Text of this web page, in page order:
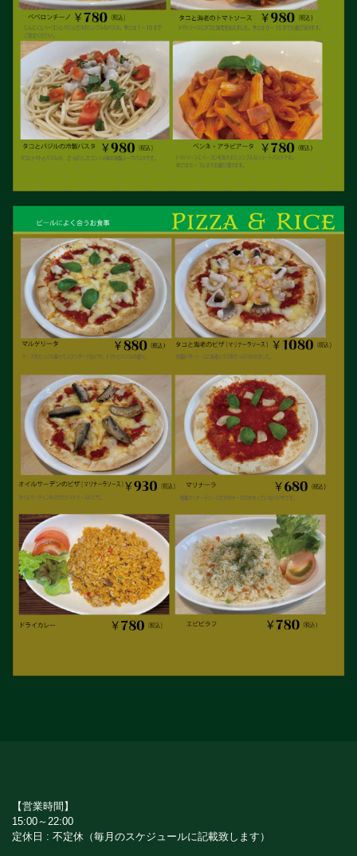
【営業時間】
15:00～22:00
定休日 : 不定休（毎月のスケジュールに記載致します）